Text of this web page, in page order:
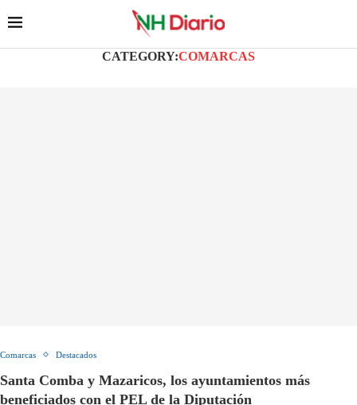
CATEGORY:COMARCAS
Comarcas Destacados
Santa Comba y Mazaricos, los ayuntamientos más
beneficiados con el PEL de la Diputación